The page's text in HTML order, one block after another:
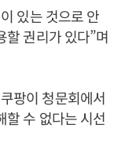
있는 것으로 안
할 권리가 있다”며
팡이 청문회에서
할 수 없다는 시선